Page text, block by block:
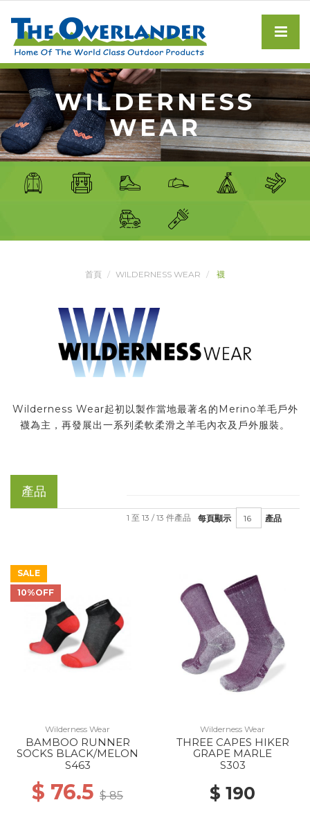
WILDERNESS
WEAR
首頁 WILDERNESS WEAR 襪
Wilderness Wear起初以製作當地最著名的Merino羊毛戶外
襪為主，再發展出一系列柔軟柔滑之羊毛內衣及戶外服裝。
產品
每頁顯示 產品
1 至 13 / 13 件產品
SALE
10%OFF
Wilderness Wear
BAMBOO RUNNER
SOCKS BLACK/MELON
S463
$ 76.5 $ 85
Wilderness Wear
THREE CAPES HIKER
GRAPE MARLE
S303
$ 190